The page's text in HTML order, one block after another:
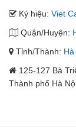
Ký hiệu: Viet
Quận/Huyện:
Tỉnh/Thành:
125-127 Bà
Thành phố Hà